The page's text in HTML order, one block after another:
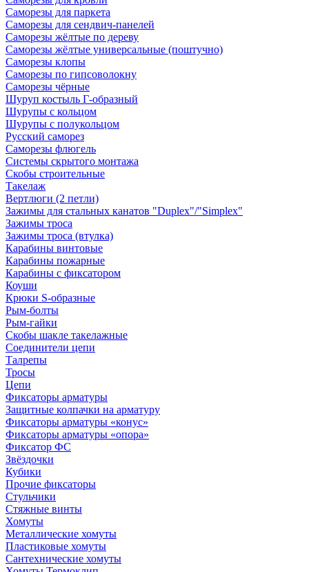
Саморезы для паркета
Саморезы для сендвич-панелей
Саморезы жёлтые по дереву
Саморезы жёлтые универсальные (поштучно)
Саморезы клопы
Саморезы по гипсоволокну
Саморезы чёрные
Шуруп костыль Г-образный
Шурупы с кольцом
Шурупы с полукольцом
Русский саморез
Саморезы флюгель
Системы скрытого монтажа
Скобы строительные
Такелаж
Вертлюги (2 петли)
Зажимы для стальных канатов "Duplex"/"Simplex"
Зажимы троса
Зажимы троса (втулка)
Карабины винтовые
Карабины пожарные
Карабины с фиксатором
Коуши
Крюки S-образные
Рым-болты
Рым-гайки
Скобы шакле такелажные
Соединители цепи
Талрепы
Тросы
Цепи
Фиксаторы арматуры
Защитные колпачки на арматуру
Фиксаторы арматуры «конус»
Фиксаторы арматуры «опора»
Фиксатор ФС
Звёздочки
Кубики
Прочие фиксаторы
Стульчики
Стяжные винты
Хомуты
Металлические хомуты
Пластиковые хомуты
Сантехнические хомуты